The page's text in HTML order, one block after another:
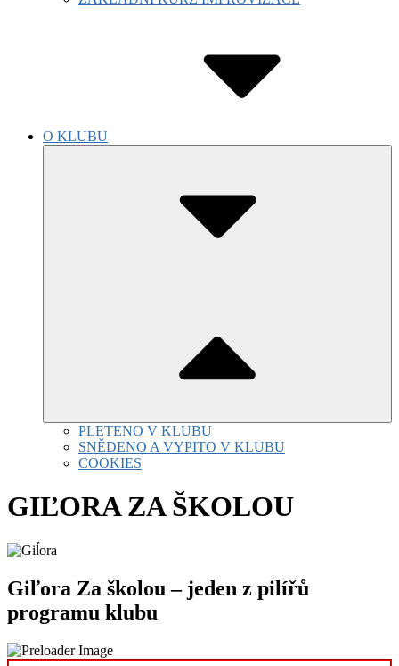
O KLUBU
PLETENO V KLUBU
SNĚDENO A VYPITO V KLUBU
COOKIES
GIĽORA ZA ŠKOLOU
Giľora Za školou – jeden z pilířů
programu klubu